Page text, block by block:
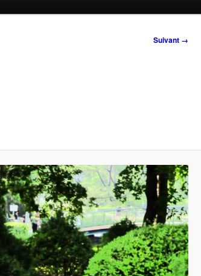
Suivant →